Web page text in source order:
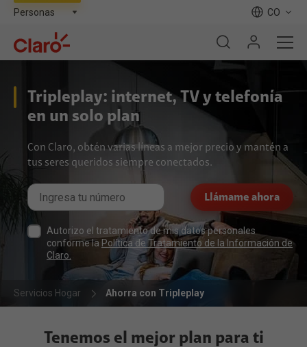
CO
Tripleplay: internet, TV y telefonía
en un solo plan
Con Claro, obtén varias líneas a mejor precio y mantén a
tus seres queridos siempre conectados.
Llámame ahora
Autorizo el tratamiento de mis datos personales
conforme la Política de Tratamiento de la Información de
Claro.
Servicios Hogar Ahorra con Tripleplay
Tenemos el mejor plan para ti